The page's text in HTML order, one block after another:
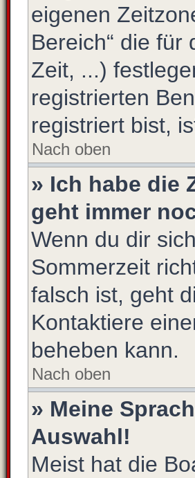
eigenen
Bereich“ die
Zeit, ...)
registrierten
registriert bist,
Nach oben
» Ich habe die
geht immer
Wenn du dir
Sommerzeit
falsch ist, geht
Kontaktiere
beheben kann.
Nach oben
» Meine
Auswahl!
Meist hat die